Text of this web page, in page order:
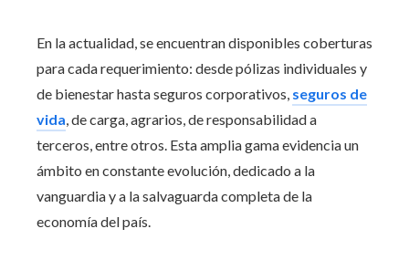
En la actualidad, se encuentran disponibles coberturas
para cada requerimiento: desde pólizas individuales y
de bienestar hasta seguros corporativos, seguros de
vida, de carga, agrarios, de responsabilidad a
terceros, entre otros. Esta amplia gama evidencia un
ámbito en constante evolución, dedicado a la
vanguardia y a la salvaguarda completa de la
economía del país.